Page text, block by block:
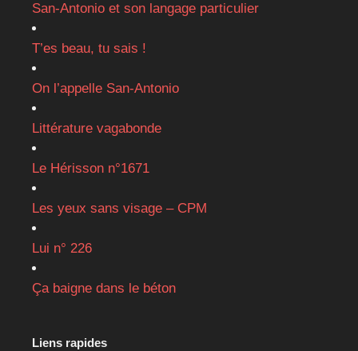
San-Antonio et son langage particulier
T’es beau, tu sais !
On l’appelle San-Antonio
Littérature vagabonde
Le Hérisson n°1671
Les yeux sans visage – CPM
Lui n° 226
Ça baigne dans le béton
Liens rapides